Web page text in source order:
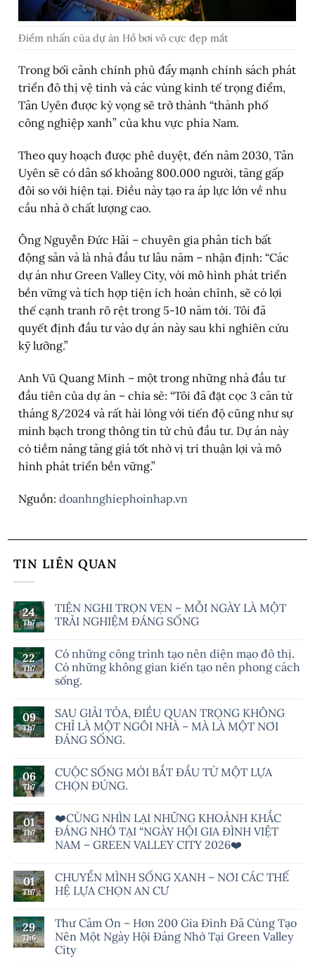
Điểm nhấn của dự án Hồ bơi vô cực đẹp mắt
Trong bối cảnh chính phủ đẩy mạnh chính sách phát
triển đô thị vệ tinh và các vùng kinh tế trọng điểm,
Tân Uyên được kỳ vọng sẽ trở thành “thành phố
công nghiệp xanh” của khu vực phía Nam.
Theo quy hoạch được phê duyệt, đến năm 2030, Tân
Uyên sẽ có dân số khoảng 800.000 người, tăng gấp
đôi so với hiện tại. Điều này tạo ra áp lực lớn về nhu
cầu nhà ở chất lượng cao.
Ông Nguyễn Đức Hải – chuyên gia phân tích bất
động sản và là nhà đầu tư lâu năm – nhận định: “Các
dự án như Green Valley City, với mô hình phát triển
bền vững và tích hợp tiện ích hoàn chỉnh, sẽ có lợi
thế cạnh tranh rõ rệt trong 5-10 năm tới. Tôi đã
quyết định đầu tư vào dự án này sau khi nghiên cứu
kỹ lưỡng.”
Anh Vũ Quang Minh – một trong những nhà đầu tư
đầu tiên của dự án – chia sẻ: “Tôi đã đặt cọc 3 căn từ
tháng 8/2024 và rất hài lòng với tiến độ cũng như sự
minh bạch trong thông tin từ chủ đầu tư. Dự án này
có tiềm năng tăng giá tốt nhờ vị trí thuận lợi và mô
hình phát triển bền vững.”
Nguồn:doanhnghiephoinhap.vn
TIN LIÊN QUAN
24
Th7
TIỆN NGHI TRỌN VẸN – MỖI NGÀY LÀ MỘT
TRẢI NGHIỆM ĐÁNG SỐNG
22
Th7
Có những công trình tạo nên diện mạo đô thị.
Có những không gian kiến tạo nên phong cách
sống.
09
Th7
SAU GIẢI TỎA, ĐIỀU QUAN TRỌNG KHÔNG
CHỈ LÀ MỘT NGÔI NHÀ – MÀ LÀ MỘT NƠI
ĐÁNG SỐNG.
06
Th7
CUỘC SỐNG MỚI BẮT ĐẦU TỪ MỘT LỰA
CHỌN ĐÚNG.
01
Th7
❤️CÙNG NHÌN LẠI NHỮNG KHOẢNH KHẮC
ĐÁNG NHỚ TẠI “NGÀY HỘI GIA ĐÌNH VIỆT
NAM – GREEN VALLEY CITY 2026❤️
01
Th7
CHUYỂN MÌNH SỐNG XANH – NƠI CÁC THẾ
HỆ LỰA CHỌN AN CƯ
29
Th6
Thư Cảm Ơn – Hơn 200 Gia Đình Đã Cùng Tạo
Nên Một Ngày Hội Đáng Nhớ Tại Green Valley
City